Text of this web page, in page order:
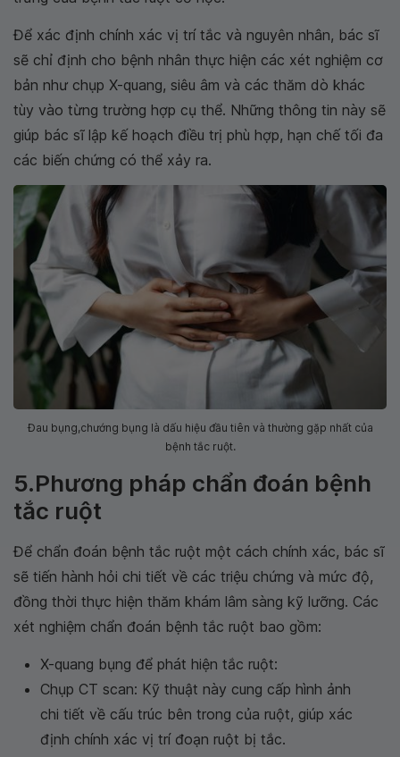
Để xác định chính xác vị trí tắc và nguyên nhân, bác sĩ
sẽ chỉ định cho bệnh nhân thực hiện các xét nghiệm cơ
bản như chụp X-quang, siêu âm và các thăm dò khác
tùy vào từng trường hợp cụ thể. Những thông tin này sẽ
giúp bác sĩ lập kế hoạch điều trị phù hợp, hạn chế tối đa
các biến chứng có thể xảy ra.
Đau bụng,chướng bụng là dấu hiệu đầu tiên và thường gặp nhất của
bệnh tắc ruột.
5.Phương pháp chẩn đoán bệnh
tắc ruột
Để chẩn đoán bệnh tắc ruột một cách chính xác, bác sĩ
sẽ tiến hành hỏi chi tiết về các triệu chứng và mức độ,
đồng thời thực hiện thăm khám lâm sàng kỹ lưỡng. Các
xét nghiệm chẩn đoán bệnh tắc ruột bao gồm:
X-quang bụng để phát hiện tắc ruột:
Chụp CT scan: Kỹ thuật này cung cấp hình ảnh
chi tiết về cấu trúc bên trong của ruột, giúp xác
định chính xác vị trí đoạn ruột bị tắc.